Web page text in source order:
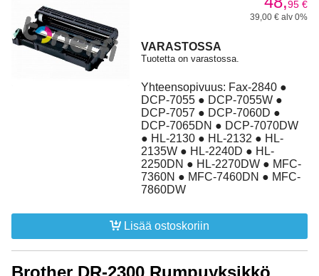
95 €
39,00 € alv 0%
VARASTOSSA
Tuotetta on varastossa.
Yhteensopivuus: Fax-2840 ●
DCP-7055 ● DCP-7055W ●
DCP-7057 ● DCP-7060D ●
DCP-7065DN ● DCP-7070DW
● HL-2130 ● HL-2132 ● HL-
2135W ● HL-2240D ● HL-
2250DN ● HL-2270DW ● MFC-
7360N ● MFC-7460DN ● MFC-
7860DW
Lisää ostoskoriin
Brother DR-2300 Rumpuyksikkö